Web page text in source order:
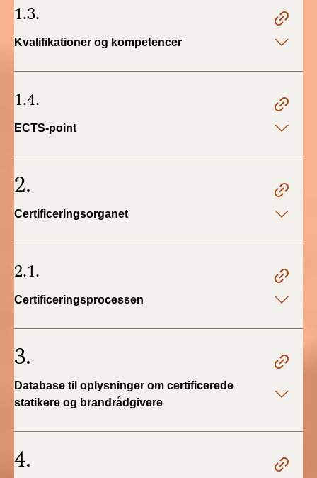
BR18 (1/1-9/3 2020)
BR18 (4/7-31/12
BR18 (1/1-4/7 2019)
BR18 (1/7-31/12
BR18 (1/1-30/6
Tidligere BR (1961-
1.3.
Kvalifikationer og kompetencer
1.4.
ECTS-point
2.
Certificeringsorganet
2.1.
Certificeringsprocessen
3.
Database til oplysninger om certificerede
statikere og brandrådgivere
4.